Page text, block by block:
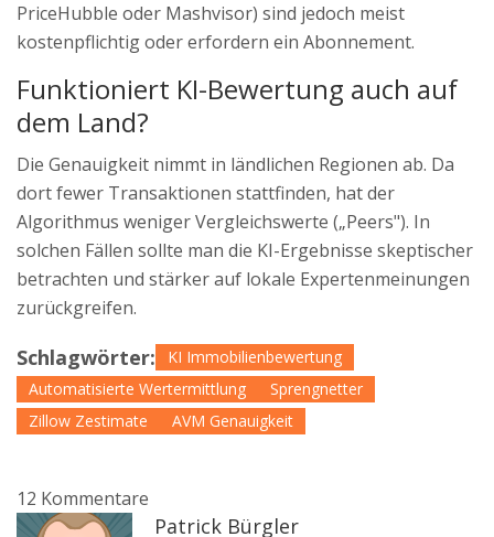
PriceHubble oder Mashvisor) sind jedoch meist
kostenpflichtig oder erfordern ein Abonnement.
Funktioniert KI-Bewertung auch auf
dem Land?
Die Genauigkeit nimmt in ländlichen Regionen ab. Da
dort fewer Transaktionen stattfinden, hat der
Algorithmus weniger Vergleichswerte („Peers"). In
solchen Fällen sollte man die KI-Ergebnisse skeptischer
betrachten und stärker auf lokale Expertenmeinungen
zurückgreifen.
Schlagwörter:
KI Immobilienbewertung
Automatisierte Wertermittlung
Sprengnetter
Zillow Zestimate
AVM Genauigkeit
12 Kommentare
Patrick Bürgler